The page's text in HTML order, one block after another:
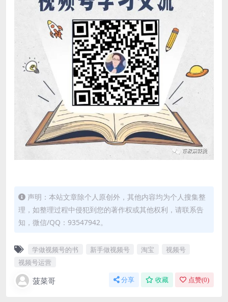
声明：本站文章除个人原创外，其他内容均为个人搜集整
理，如整理过程中侵犯到您的著作权或其他权利，请联系告
知，微信/QQ：93547942。
学做视频号的书 新手做视频号 淘宝
视频号
视频号运营
菠菜哥 分享 收藏 点赞(0)